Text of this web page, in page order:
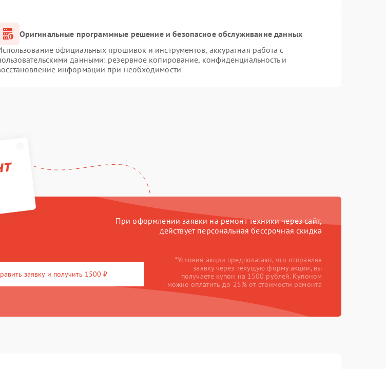
Оригинальные программные решение и безопасное обслуживание данных
официальных прошивок и инструментов, аккуратная работа с
данными: резервное копирование, конфиденциальность и
информации при необходимости
При оформлении заявки на ремонт техники через сайт,
действует персональная бессрочная скидка
заявку и получить 1500 ₽
*Условия акции предполагают, что отправляя
заявку через текущую форму акции, вы
получаете купон на 1500 рублей. Купоном
можно оплатить до 25% от стоимости ремонта